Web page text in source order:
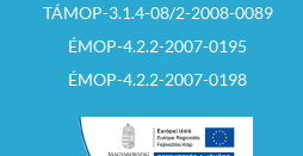
TÁMOP-3.1.4-08/2-2008-0089
ÉMOP-4.2.2-2007-0195
ÉMOP-4.2.2-2007-0198